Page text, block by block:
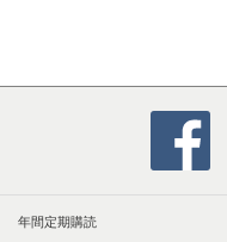
年間定期購読